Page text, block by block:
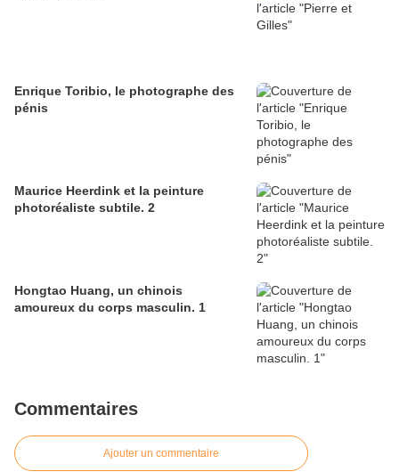
Enrique Toribio, le photographe des
pénis
Maurice Heerdink et la peinture
photoréaliste subtile. 2
Hongtao Huang, un chinois
amoureux du corps masculin. 1
Commentaires
Ajouter un commentaire